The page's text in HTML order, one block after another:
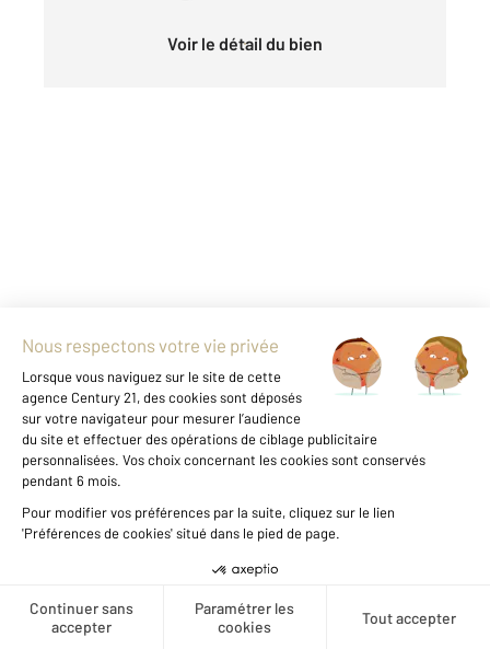
Créer une alerte
Agence immobilière Vente Vente appartement
Voir le détail du bien
Vous envisagez
une carrière dans l'immobilier ?
Découvrir nos offres
1